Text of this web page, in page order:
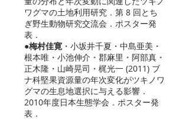
ワグマの土地利用研究．第 8 回とち
ぎ野生動物研究交流会．ポスター発
表．
●梅村佳寛 ・小坂井千夏・中島亜美・
根本唯・小池伸介・郡麻里・阿部真・
正木隆・山崎晃司・梶光一 (2011) ブ
ナ科堅果資源量の年次変化がツキノワ
グマの生息地選択に与える影響．
2010年度日本生態学会．ポスター発
表．